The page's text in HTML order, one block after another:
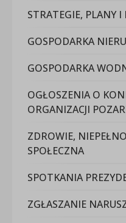
STRATEGIE, PLANY I
GOSPODARKA
GOSPODARKA
OGŁOSZENIA O
ORGANIZACJI
ZDROWIE,
SPOŁECZNA
SPOTKANIA
ZGŁASZANIE